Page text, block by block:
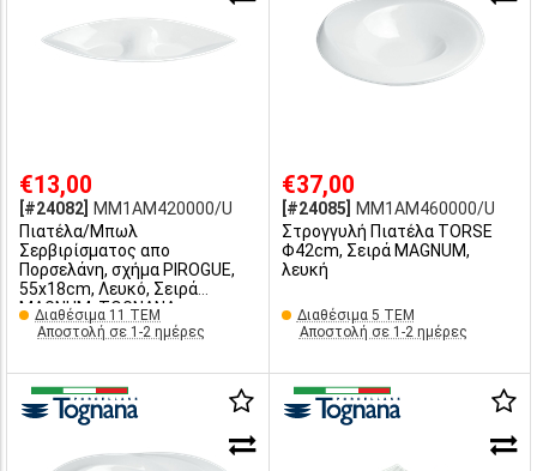
€13,00
[#24082]
MM1AM420000/U
Πιατέλα/Μπωλ
Σερβιρίσματος απο
Πορσελάνη, σχήμα PIROGUE,
55x18cm, Λευκό, Σειρά
MAGNUM, TOGNANA
Διαθέσιμα 11 ΤΕΜ
Αποστολή σε 1-2 ημέρες
€37,00
[#24085]
MM1AM460000/U
Στρογγυλή Πιατέλα TORSE
Φ42cm, Σειρά MAGNUM,
λευκή
Διαθέσιμα 5 ΤΕΜ
Αποστολή σε 1-2 ημέρες